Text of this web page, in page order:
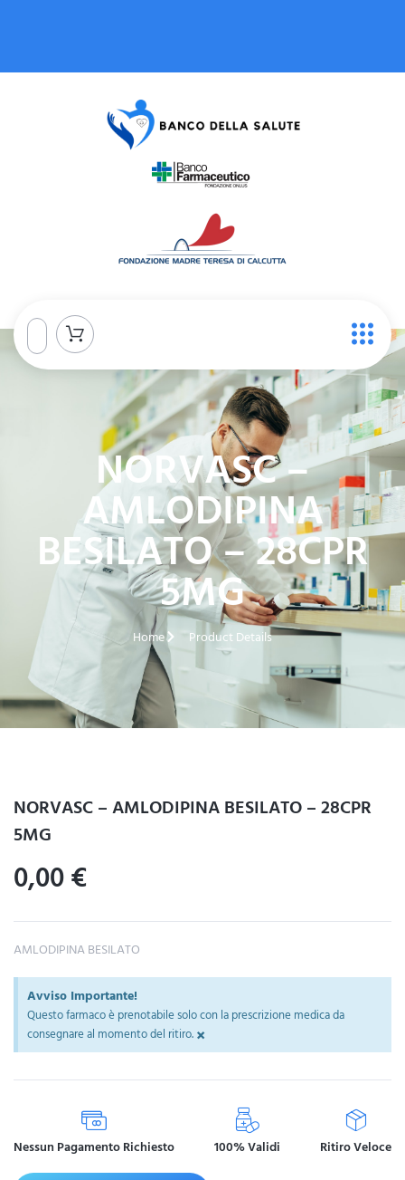
NORVASC –
AMLODIPINA
BESILATO – 28CPR
5MG
Home Product Details
NORVASC – AMLODIPINA BESILATO – 28CPR
5MG
0,00€
AMLODIPINA BESILATO
Avviso Importante!
Questo farmaco è prenotabile solo con la prescrizione medica da
consegnare al momento del ritiro.×
Nessun Pagamento Richiesto 100% Validi Ritiro Veloce